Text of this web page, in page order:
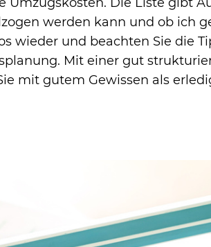
werden kann und ob ich
wieder und beachten Sie die
Mit einer gut
mit gutem Gewissen als